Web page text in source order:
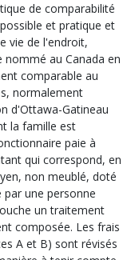
de comparabilité
et pratique et
vie de l'endroit,
au Canada en
comparable au
normalement
d'Ottawa-Gatineau
la famille est
paie à
qui correspond, en
non meublé, doté
une personne
un traitement
composée. Les frais
A et B) sont révisés